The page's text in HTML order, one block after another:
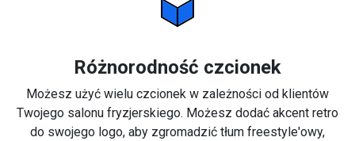
Różnorodność czcionek
Możesz użyć wielu czcionek w zależności od klientów
Twojego salonu fryzjerskiego. Możesz dodać akcent retro
do swojego logo, aby zgromadzić tłum freestyle'owy,